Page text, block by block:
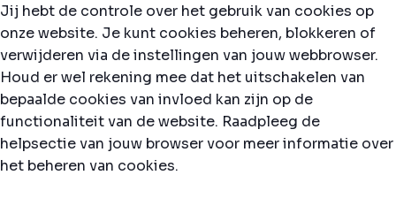
Jij hebt de controle over het gebruik van cookies op
onze website. Je kunt cookies beheren, blokkeren of
verwijderen via de instellingen van jouw webbrowser.
Houd er wel rekening mee dat het uitschakelen van
bepaalde cookies van invloed kan zijn op de
functionaliteit van de website. Raadpleeg de
helpsectie van jouw browser voor meer informatie over
het beheren van cookies.